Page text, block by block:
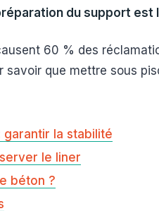
du support est
60 % des
que mettre sous
garantir la stabilité
le liner
béton ?